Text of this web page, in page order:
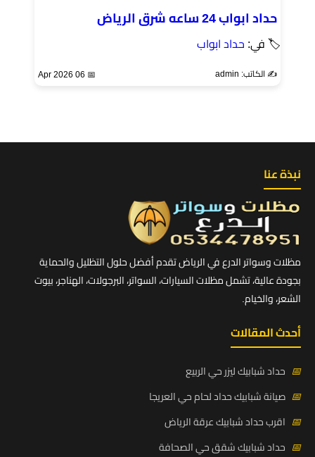
حداد ابواب 24 ساعه شرق الرياض
🏷 في: حداد ابواب
✍️ الكاتب: admin 📅 06 Apr 2026
نبذة عنا
مظلات وسواتر الدرع في الرياض تقدم أفضل حلول التظليل والحماية
بجودة عالية، تشمل مظلات السيارات، السواتر، البرجولات، الهناجر، بيوت
الشعر، والخيام.
أحدث المقالات
📅 حداد شبابيك ليزر حي الربيع
📅 صيانة شبابيك حداد لحام حي العريجا
📅 اقرب حداد شبابيك عرقة الرياض
📅 حداد شبابيك شقق حي الصحافة